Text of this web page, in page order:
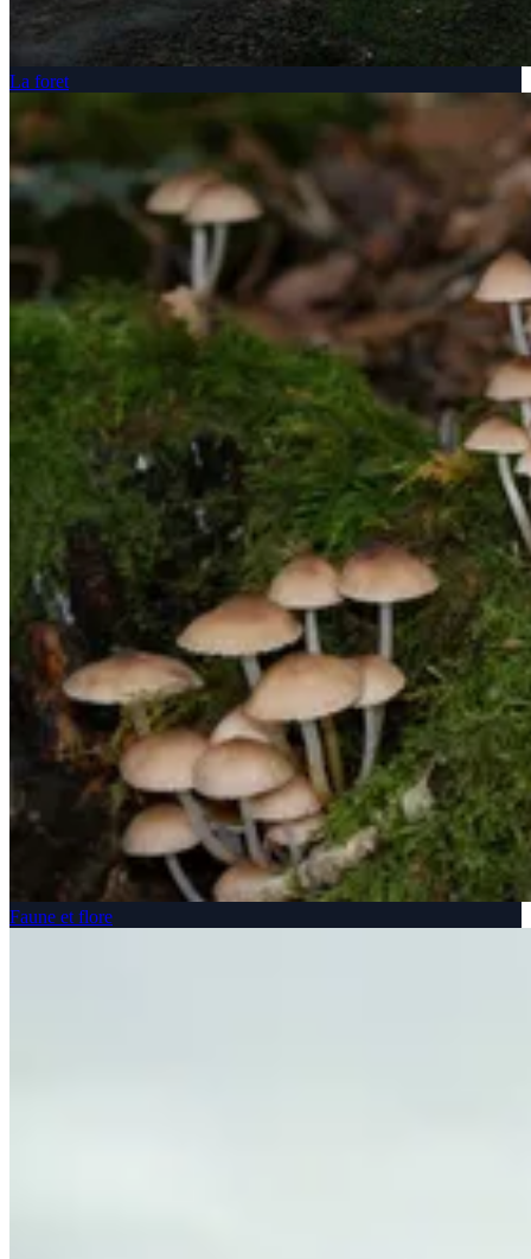
La foret
Faune et flore